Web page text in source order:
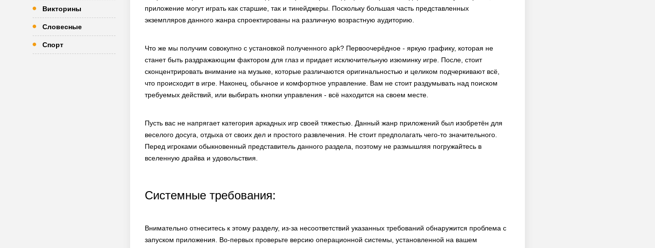
Викторины
Словесные
Спорт
приложение могут играть как старшие, так и тинейджеры. Поскольку большая часть представленных
экземпляров данного жанра спроектированы на различную возрастную аудиторию.
Что же мы получим совокупно с установкой полученного apk? Первоочерёдное - яркую графику, которая не
станет быть раздражающим фактором для глаз и придает исключительную изюминку игре. После, стоит
сконцентрировать внимание на музыке, которые различаются оригинальностью и целиком подчеркивают всё,
что происходит в игре. Наконец, обычное и комфортное управление. Вам не стоит раздумывать над поиском
требуемых действий, или выбирать кнопки управления - всё находится на своем месте.
Пусть вас не напрягает категория аркадных игр своей тяжестью. Данный жанр приложений был изобретён для
веселого досуга, отдыха от своих дел и простого развлечения. Не стоит предполагать чего-то значительного.
Перед игроками обыкновенный представитель данного раздела, поэтому не размышляя погружайтесь в
вселенную драйва и удовольствия.
Системные требования:
Внимательно отнеситесь к этому разделу, из-за несоответствий указанных требований обнаружится проблема с
запуском приложения. Во-первых проверьте версию операционной системы, установленной на вашем